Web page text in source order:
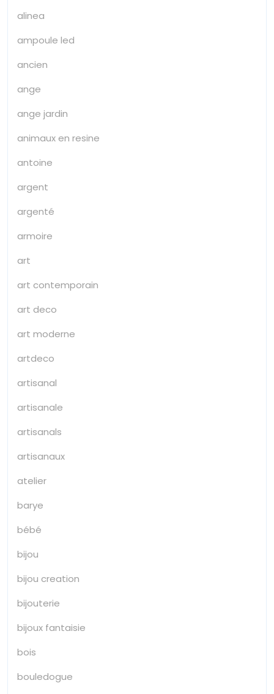
alinea
ampoule led
ancien
ange
ange jardin
animaux en resine
antoine
argent
argenté
armoire
art
art contemporain
art deco
art moderne
artdeco
artisanal
artisanale
artisanals
artisanaux
atelier
barye
bébé
bijou
bijou creation
bijouterie
bijoux fantaisie
bois
bouledogue